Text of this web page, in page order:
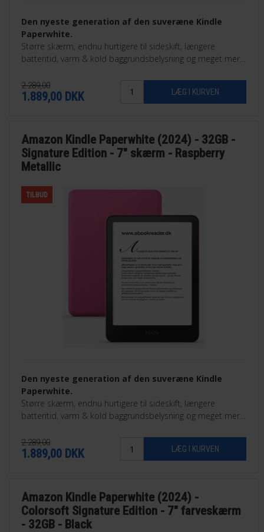
Den nyeste generation af den suveræne Kindle
Paperwhite.
Større skærm, endnu hurtigere til sideskift, længere
batteritid, varm & kold baggrundsbelysning og meget mere.
2.289,00
1.889,00 DKK
Amazon Kindle Paperwhite (2024) - 32GB -
Signature Edition - 7" skærm - Raspberry
Metallic
TILBUD
Den nyeste generation af den suveræne Kindle
Paperwhite.
Større skærm, endnu hurtigere til sideskift, længere
batteritid, varm & kold baggrundsbelysning og meget mere.
2.289,00
1.889,00 DKK
Amazon Kindle Paperwhite (2024) -
Colorsoft Signature Edition - 7" farveskærm
- 32GB - Black